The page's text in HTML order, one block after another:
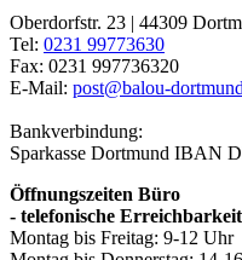
Oberdorfstr. 23 | 44309
Tel: 0231 99773630
Fax: 0231 997736320
E-Mail: post@balou-
Bankverbindung:
Sparkasse Dortmund IBAN
Öffnungszeiten Büro
- telefonische
Montag bis Freitag: 9-12 Uhr